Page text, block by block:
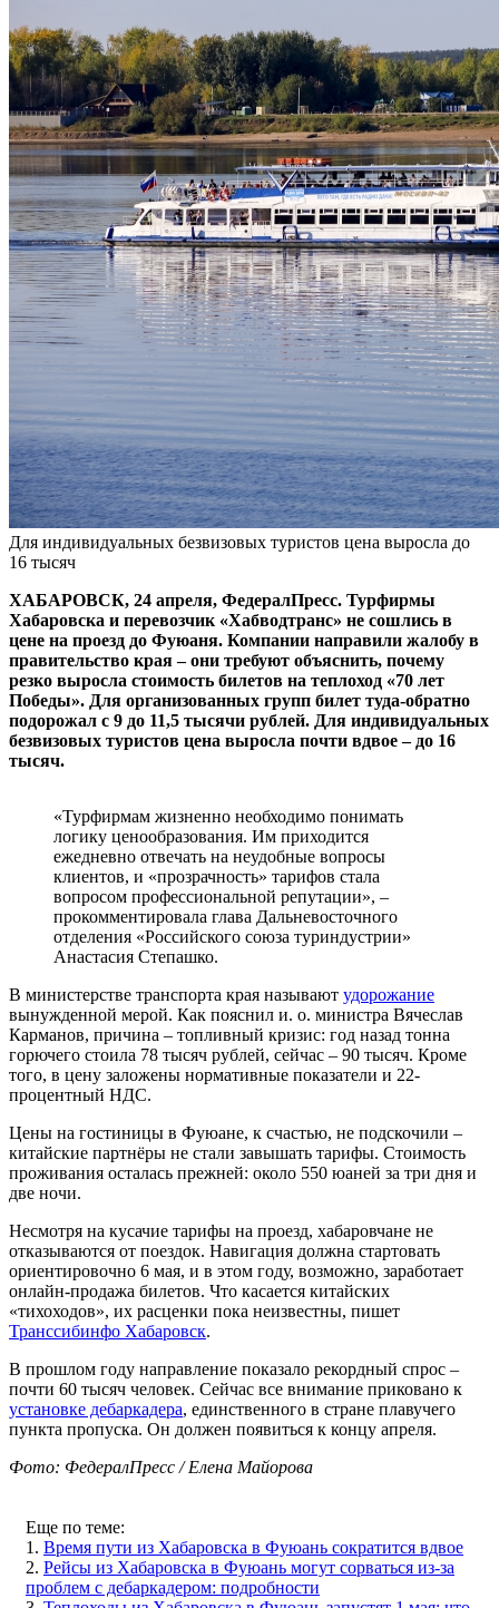
Для индивидуальных безвизовых туристов цена выросла до
16 тысяч
ХАБАРОВСК, 24 апреля, ФедералПресс. Турфирмы
Хабаровска и перевозчик «Хабводтранс» не сошлись в
цене на проезд до Фуюаня. Компании направили жалобу в
правительство края – они требуют объяснить, почему
резко выросла стоимость билетов на теплоход «70 лет
Победы». Для организованных групп билет туда-обратно
подорожал с 9 до 11,5 тысячи рублей. Для индивидуальных
безвизовых туристов цена выросла почти вдвое – до 16
тысяч.
«Турфирмам жизненно необходимо понимать
логику ценообразования. Им приходится
ежедневно отвечать на неудобные вопросы
клиентов, и «прозрачность» тарифов стала
вопросом профессиональной репутации», –
прокомментировала глава Дальневосточного
отделения «Российского союза туриндустрии»
Анастасия Степашко.
В министерстве транспорта края называют удорожание
вынужденной мерой. Как пояснил и. о. министра Вячеслав
Карманов, причина – топливный кризис: год назад тонна
горючего стоила 78 тысяч рублей, сейчас – 90 тысяч. Кроме
того, в цену заложены нормативные показатели и 22-
процентный НДС.
Цены на гостиницы в Фуюане, к счастью, не подскочили –
китайские партнёры не стали завышать тарифы. Стоимость
проживания осталась прежней: около 550 юаней за три дня и
две ночи.
Несмотря на кусачие тарифы на проезд, хабаровчане не
отказываются от поездок. Навигация должна стартовать
ориентировочно 6 мая, и в этом году, возможно, заработает
онлайн-продажа билетов. Что касается китайских
«тихоходов», их расценки пока неизвестны, пишет
Транссибинфо Хабаровск.
В прошлом году направление показало рекордный спрос –
почти 60 тысяч человек. Сейчас все внимание приковано к
установке дебаркадера, единственного в стране плавучего
пункта пропуска. Он должен появиться к концу апреля.
Фото: ФедералПресс / Елена Майорова
Еще по теме:
1. Время пути из Хабаровска в Фуюань сократится вдвое
2. Рейсы из Хабаровска в Фуюань могут сорваться из-за
проблем с дебаркадером: подробности